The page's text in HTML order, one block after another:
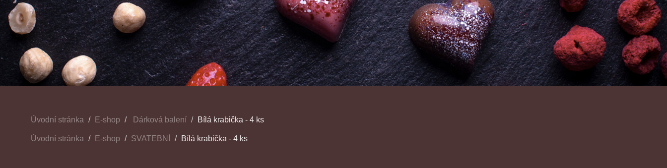
Úvodní stránka E-shop Dárková balení Bílá krabička - 4 ks
Úvodní stránka E-shop SVATEBNÍ Bílá krabička - 4 ks